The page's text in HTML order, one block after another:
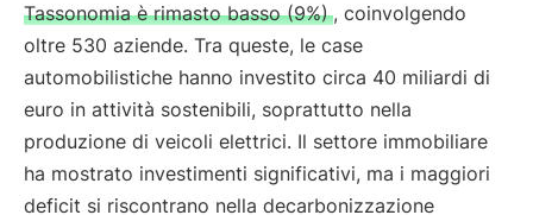
Tassonomia è rimasto basso (9%) , coinvolgendo
oltre 530 aziende. Tra queste, le case
automobilistiche hanno investito circa 40 miliardi di
euro in attività sostenibili, soprattutto nella
produzione di veicoli elettrici. Il settore immobiliare
ha mostrato investimenti significativi, ma i maggiori
deficit si riscontrano nella decarbonizzazione